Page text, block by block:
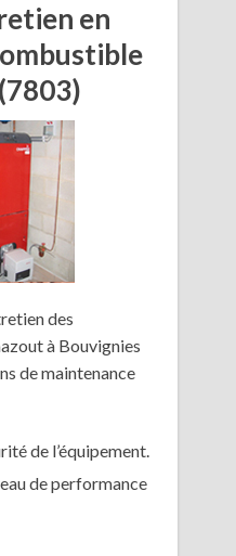
en
des
à Bouvignies
de maintenance
de l’équipement.
de performance